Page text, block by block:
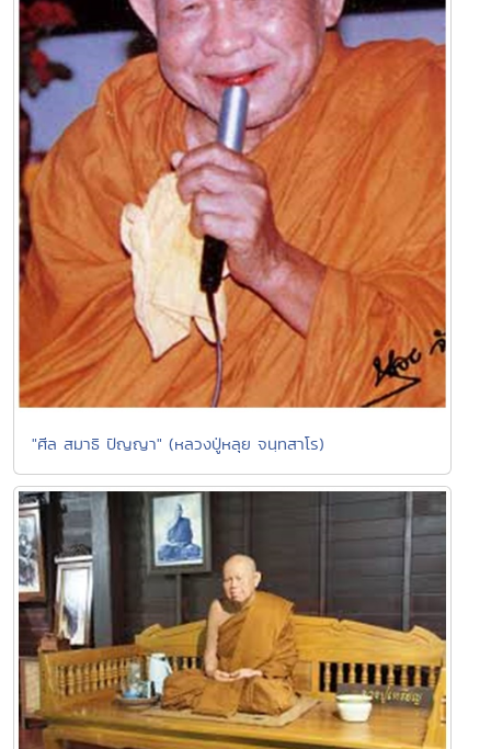
"ศีล สมาธิ ปัญญา" (หลวงปู่หลุย จนฺทสาโร)